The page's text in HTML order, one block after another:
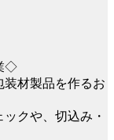
◇
装材製品を作るお
クや、切込み・